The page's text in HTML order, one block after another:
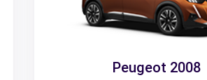
Peugeot 2008